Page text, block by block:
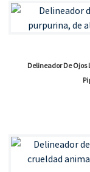
Delineador De